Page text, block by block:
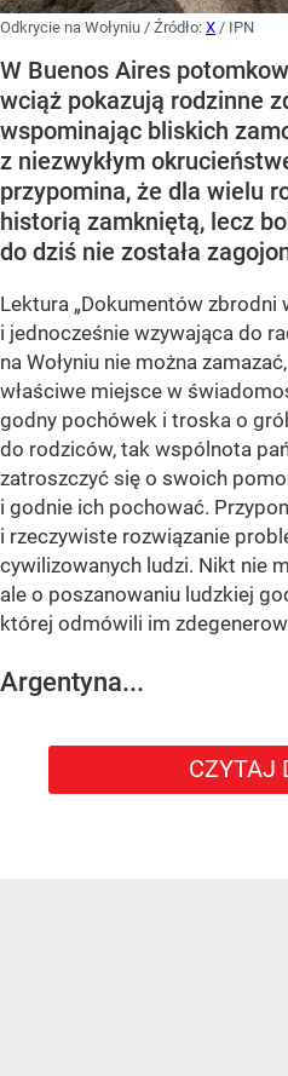
Odkrycie na Wołyniu / Źródło: X / IPN
W Buenos Aires
wciąż pokazują rodzinne
wspominając bliskich
z niezwykłym
przypomina, że dla wielu
historią zamkniętą, lecz
do dziś nie została
Lektura „Dokumentów zbrodni
i jednocześnie wzywająca do
na Wołyniu nie można
właściwe miejsce w
godny pochówek i troska o
do rodziców, tak wspólnota
zatroszczyć się o swoich
i godnie ich pochować.
i rzeczywiste rozwiązanie
cywilizowanych ludzi. Nikt nie
ale o poszanowaniu ludzkiej
której odmówili im
Argentyna...
CZYTAJ